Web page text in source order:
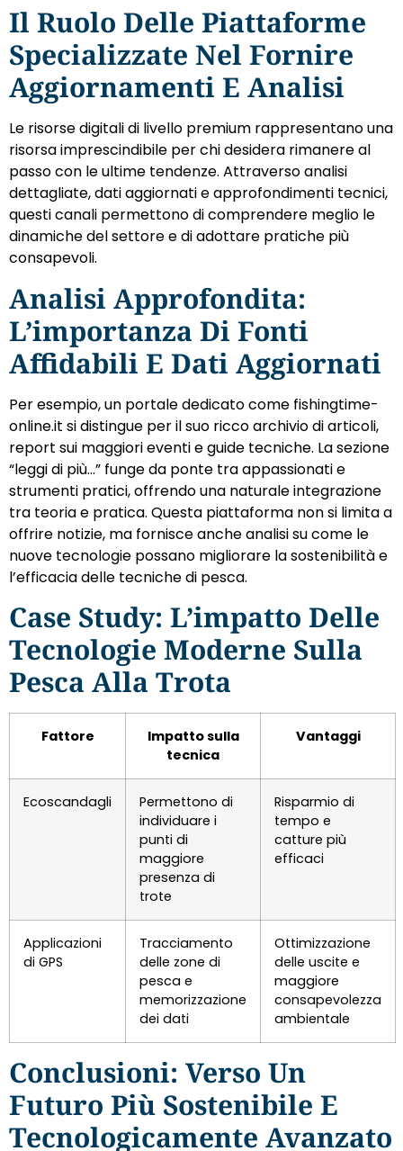
Il Ruolo Delle Piattaforme
Specializzate Nel Fornire
Aggiornamenti E Analisi
Le risorse digitali di livello premium rappresentano una
risorsa imprescindibile per chi desidera rimanere al
passo con le ultime tendenze. Attraverso analisi
dettagliate, dati aggiornati e approfondimenti tecnici,
questi canali permettono di comprendere meglio le
dinamiche del settore e di adottare pratiche più
consapevoli.
Analisi Approfondita:
L’importanza Di Fonti
Affidabili E Dati Aggiornati
Per esempio, un portale dedicato come fishingtime-
online.it si distingue per il suo ricco archivio di articoli,
report sui maggiori eventi e guide tecniche. La sezione
“leggi di più…” funge da ponte tra appassionati e
strumenti pratici, offrendo una naturale integrazione
tra teoria e pratica. Questa piattaforma non si limita a
offrire notizie, ma fornisce anche analisi su come le
nuove tecnologie possano migliorare la sostenibilità e
l’efficacia delle tecniche di pesca.
Case Study: L’impatto Delle
Tecnologie Moderne Sulla
Pesca Alla Trota
Fattore
Impatto sulla
tecnica
Vantaggi
Ecoscandagli
Permettono di
individuare i
punti di
maggiore
presenza di
trote
Risparmio di
tempo e
catture più
efficaci
Applicazioni
di GPS
Tracciamento
delle zone di
pesca e
memorizzazione
dei dati
Ottimizzazione
delle uscite e
maggiore
consapevolezza
ambientale
Conclusioni: Verso Un
Futuro Più Sostenibile E
Tecnologicamente Avanzato